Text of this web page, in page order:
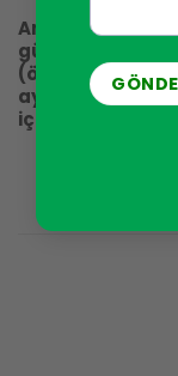
Anahtarlamalı
güç kaynağı
(örn. LED
aydınlatma
için)